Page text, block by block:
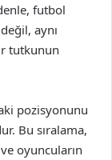
futbol
aynı
tutkunun
pozisyonunu
Bu sıralama,
oyuncuların